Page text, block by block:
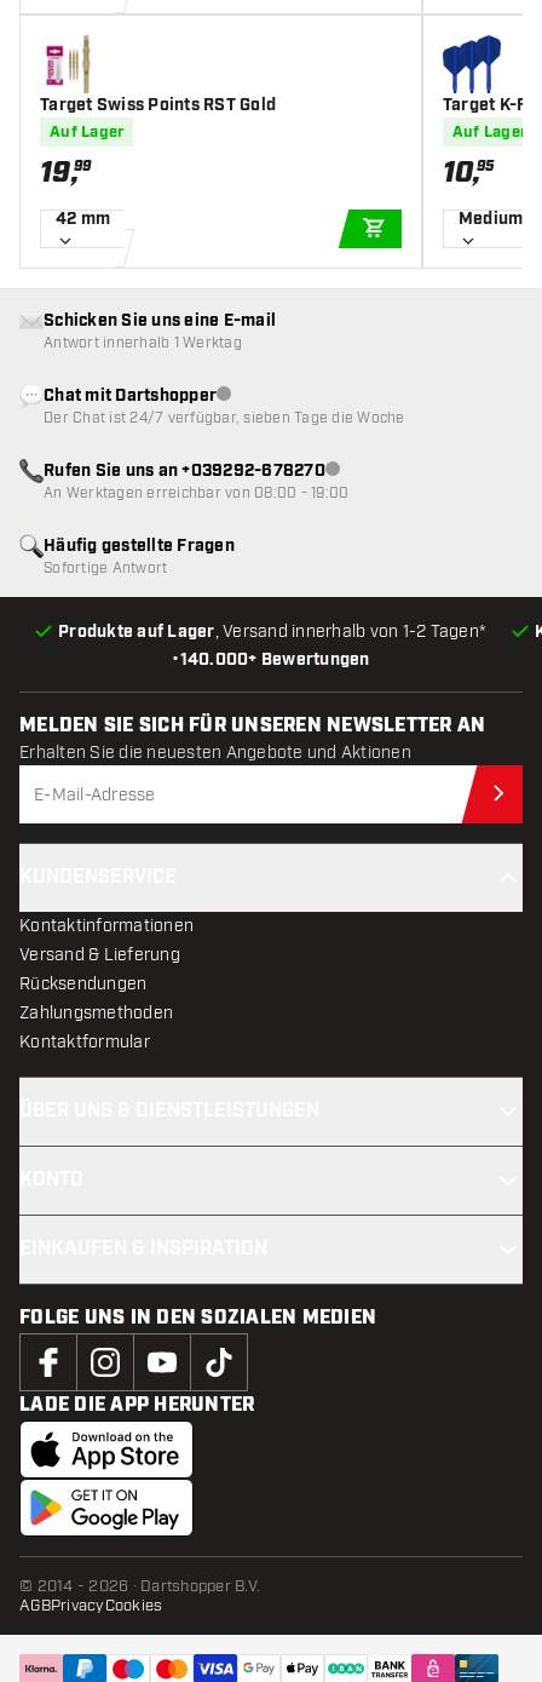
Target Swiss Points RST Gold
Auf Lager
19,99
42 mm
IN DEN
Target K-
Auf Lager
10,95
Medium
•140.000+ Bewertungen
Produkte auf Lager, Versand innerhalb von 1-2 Tagen*
Häufig gestellte Fragen
Sofortige Antwort
Schicken Sie uns eine E-mail
Antwort innerhalb 1 Werktag
Chat mit DartshopperKundenservice nicht verfügbar
Der Chat ist 24/7 verfügbar, sieben Tage die Woche
Rufen Sie uns an +039292-678270Kundenservice nicht
An Werktagen erreichbar von 08:00 - 19:00
MELDEN SIE SICH FÜR UNSEREN NEWSLETTER AN
Erhalten Sie die neuesten Angebote und Aktionen
Kontaktinformationen
Versand & Lieferung
Rücksendungen
Zahlungsmethoden
Kontaktformular
FOLGE UNS IN DEN SOZIALEN MEDIEN
LADE DIE APP HERUNTER
© 2014 - 2026 · Dartshopper B.V.
AGBPrivacyCookies